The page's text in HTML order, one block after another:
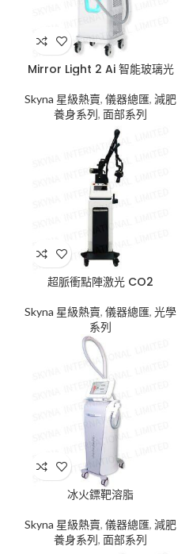
Mirror Light 2 Ai 智能玻璃光
Skyna 星級熱賣, 儀器總匯, 減肥
養身系列, 面部系列
超脈衝點陣激光 CO2
Skyna 星級熱賣, 儀器總匯, 光學
系列
冰火鏢靶溶脂
Skyna 星級熱賣, 儀器總匯, 減肥
養身系列, 面部系列